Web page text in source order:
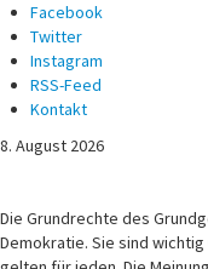
Facebook
Twitter
Instagram
RSS-Feed
Kontakt
8. August 2026
Michael Voß
Journalist und Christ
Die Grundrechte des
Demokratie. Sie sind